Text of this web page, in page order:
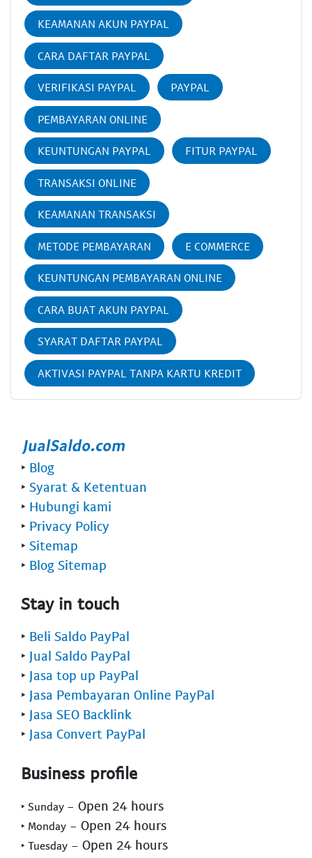
KEAMANAN AKUN PAYPAL
CARA DAFTAR PAYPAL
VERIFIKASI PAYPAL PAYPAL
PEMBAYARAN ONLINE
KEUNTUNGAN PAYPAL FITUR PAYPAL
TRANSAKSI ONLINE
KEAMANAN TRANSAKSI
METODE PEMBAYARAN E COMMERCE
KEUNTUNGAN PEMBAYARAN ONLINE
CARA BUAT AKUN PAYPAL
SYARAT DAFTAR PAYPAL
AKTIVASI PAYPAL TANPA KARTU KREDIT
‣ Blog
‣ Syarat & Ketentuan
‣ Hubungi kami
‣ Privacy Policy
‣ Sitemap
‣ Blog Sitemap
Stay in touch
‣ Beli Saldo PayPal
‣ Jual Saldo PayPal
‣ Jasa top up PayPal
‣ Jasa Pembayaran Online PayPal
‣ Jasa SEO Backlink
‣ Jasa Convert PayPal
Business profile
‣ Sunday - Open 24 hours
‣ Monday - Open 24 hours
‣ Tuesday - Open 24 hours